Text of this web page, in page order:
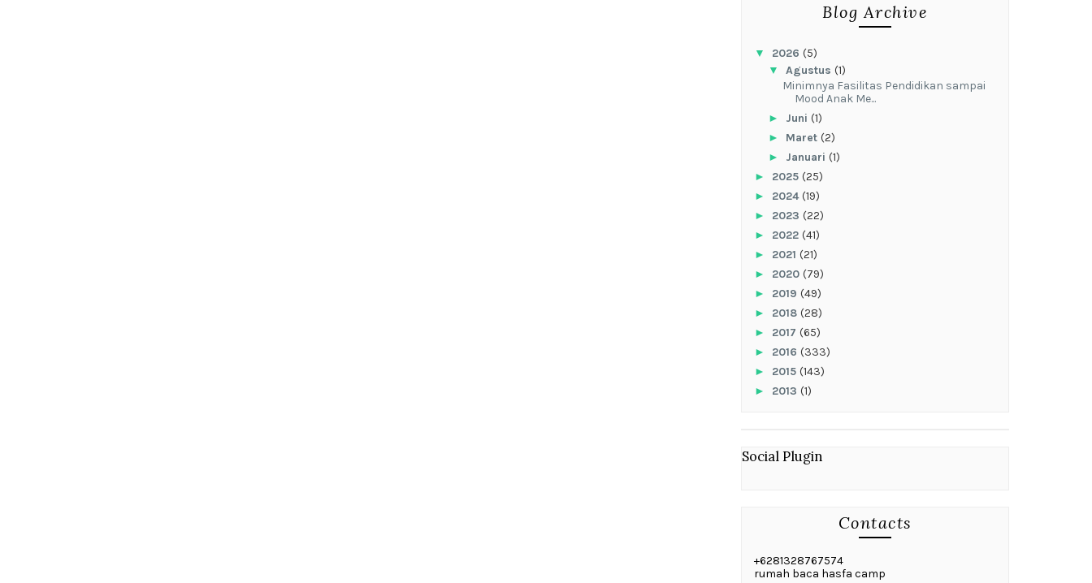
Blog Archive
▼ 2026 (5)
▼ Agustus (1)
‎Minimnya Fasilitas Pendidikan sampai
Mood Anak Me...
► Juni (1)
► Maret (2)
► Januari (1)
► 2025 (25)
► 2024(19)
► 2023 (22)
► 2022 (41)
► 2021 (21)
► 2020 (79)
► 2019 (49)
► 2018 (28)
► 2017 (65)
► 2016 (333)
► 2015 (143)
► 2013 (1)
Social Plugin
Contacts
+6281328767574
rumah baca hasfa camp